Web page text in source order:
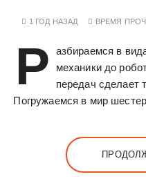
1 ГОД НАЗАД ВРЕМЯ
Р
азбираемся в
механики до
передач сделает
Погружаемся в мир